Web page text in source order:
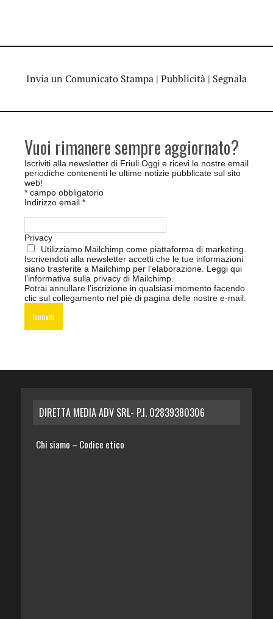
Invia un Comunicato Stampa | Pubblicità | Segnala
Vuoi rimanere sempre aggiornato?
Iscriviti alla newsletter di Friuli Oggi e ricevi le nostre email
periodiche contenenti le ultime notizie pubblicate sul sito
web!
* campo obbligatorio
Indirizzo email *
Privacy
Utilizziamo Mailchimp come piattaforma di marketing.
Iscrivendoti alla newsletter accetti che le tue informazioni
siano trasferite a Mailchimp per l’elaborazione. Leggi qui
l’informativa sulla privacy di Mailchimp
Potrai annullare l’iscrizione in qualsiasi momento facendo
clic sul collegamento nel piè di pagina delle nostre e-mail.
DIRETTA MEDIA ADV SRL- P.I. 02839380306
Chi siamo – Codice etico